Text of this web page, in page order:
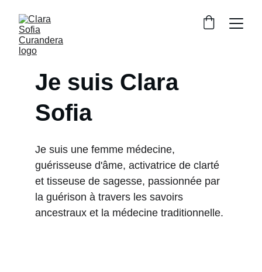
Je suis Clara
Sofia
Je suis une femme médecine,
guérisseuse d'âme, activatrice de clarté
et tisseuse de sagesse, passionnée par
la guérison à travers les savoirs
ancestraux et la médecine traditionnelle.